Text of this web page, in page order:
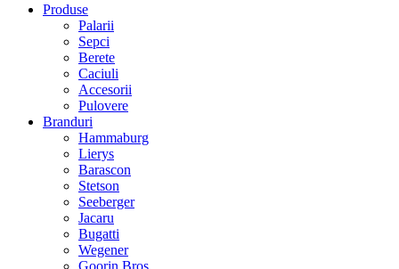
Produse
Palarii
Sepci
Berete
Caciuli
Accesorii
Pulovere
Branduri
Hammaburg
Lierys
Barascon
Stetson
Seeberger
Jacaru
Bugatti
Wegener
Goorin Bros